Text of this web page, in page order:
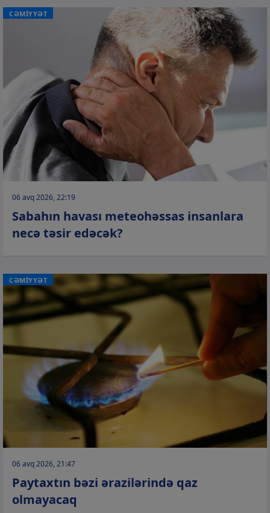
CƏMİYYƏT
06 avq 2026, 22:19
Sabahın havası meteohəssas insanlara
necə təsir edəcək?
CƏMİYYƏT
06 avq 2026, 21:47
Paytaxtın bəzi ərazilərində qaz
olmayacaq